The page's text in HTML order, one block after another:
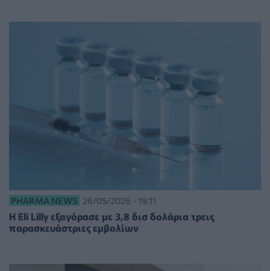
PHARMA NEWS 26/05/2026 - 19:11
Η Eli Lilly εξαγόρασε με 3,8 δισ δολάρια τρεις
παρασκευάστριες εμβολίων